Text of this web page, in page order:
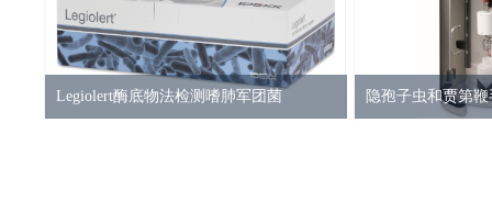
Legiolert酶底物法检测嗜肺军团菌